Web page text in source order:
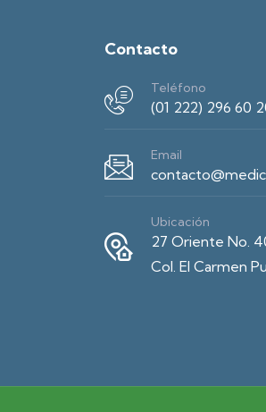
Contacto
Teléfono
(01 222) 296 60
Email
Ubicación
27 Oriente No.
Col. El Carmen